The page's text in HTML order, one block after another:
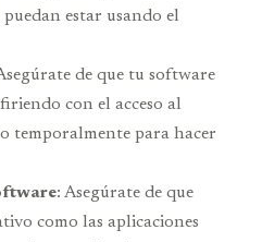
estar usando el
de que tu software
con el acceso al
temporalmente para hacer
: Asegúrate de que
como las aplicaciones